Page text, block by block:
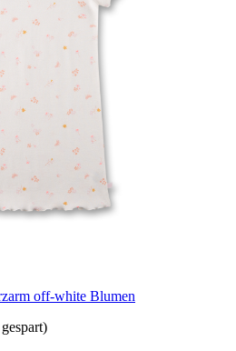
off-white Blumen